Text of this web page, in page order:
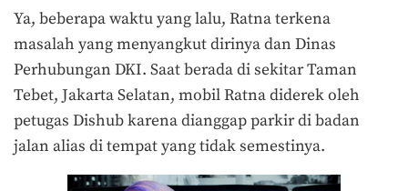
Ya, beberapa waktu yang lalu, Ratna terkena
masalah yang menyangkut dirinya dan Dinas
Perhubungan DKI. Saat berada di sekitar Taman
Tebet, Jakarta Selatan, mobil Ratna diderek oleh
petugas Dishub karena dianggap parkir di badan
jalan alias di tempat yang tidak semestinya.